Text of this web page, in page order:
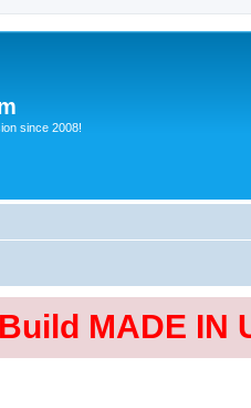
since 2008!
MADE IN